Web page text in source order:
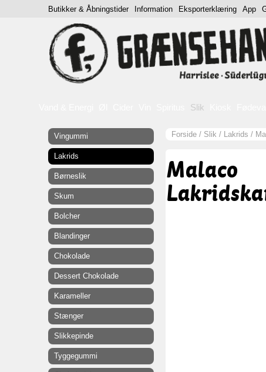
Slik
Forside / Slik / Lakrids /
Malaco
Vingummi
Lakrids
Børneslik
Skum
Bolcher
Blandinger
Chokolade
Dessert Chokolade
Karameller
Stænger
Slikkepinde
Tyggegummi
Butikker & Åbningstider Information Eksporterklæring App